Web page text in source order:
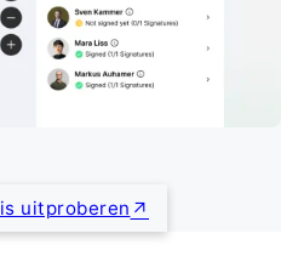
uitproberen